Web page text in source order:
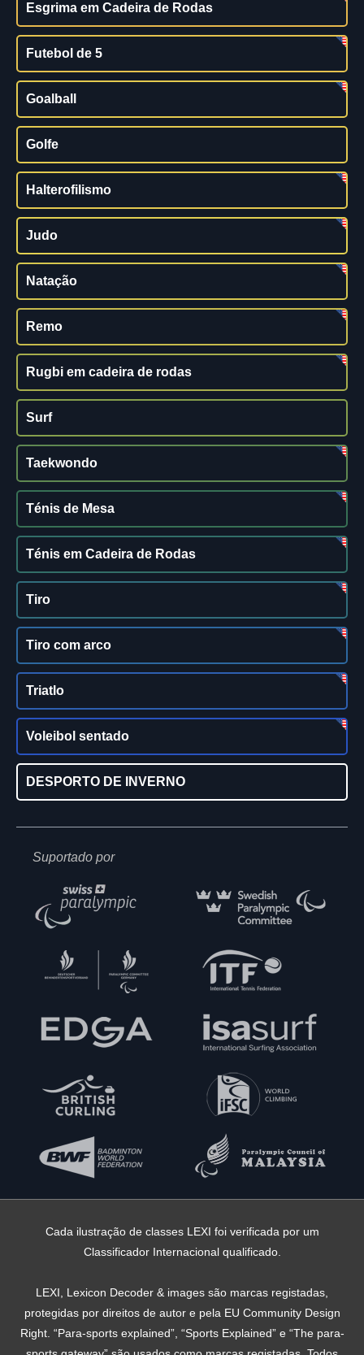
Esgrima em Cadeira de Rodas
Futebol de 5
Goalball
Golfe
Halterofilismo
Judo
Natação
Remo
Rugbi em cadeira de rodas
Surf
Taekwondo
Ténis de Mesa
Ténis em Cadeira de Rodas
Tiro
Tiro com arco
Triatlo
Voleibol sentado
DESPORTO DE INVERNO
Suportado por
Cada ilustração de classes LEXI foi verificada por um
Classificador Internacional qualificado.
LEXI, Lexicon Decoder & images são marcas registadas,
protegidas por direitos de autor e pela EU Community Design
Right. “Para-sports explained”, “Sports Explained” e “The para-